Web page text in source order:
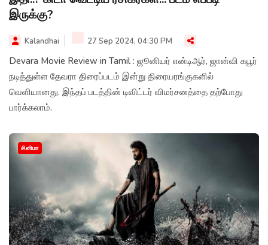
இருக்கு?
Kalandhai 27 Sep 2024, 04:30 PM
Devara Movie Review in Tamil : ஜூனியர் என்டிஆர், ஜான்வி கபூர்
நடித்துள்ள தேவரா திரைப்படம் இன்று திரையரங்குகளில்
வெளியானது. இந்தப் படத்தின் டிவிட்டர் விமர்சனத்தை தற்போது
பார்க்கலாம்.
சினிமா